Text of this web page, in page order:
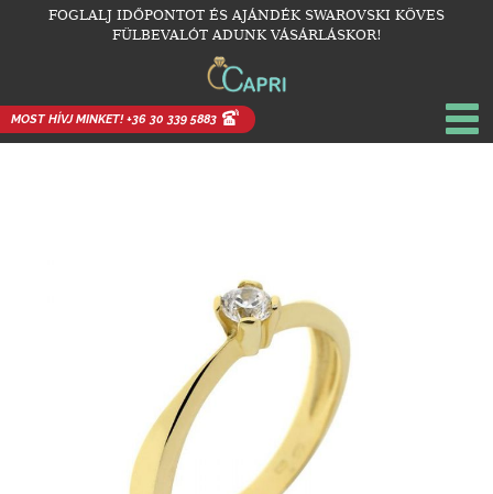
FOGLALJ IDŐPONTOT ÉS AJÁNDÉK SWAROVSKI KÖVES
FÜLBEVALÓT ADUNK VÁSÁRLÁSKOR!
MOST HÍVJ MINKET! +36 30 339 5883